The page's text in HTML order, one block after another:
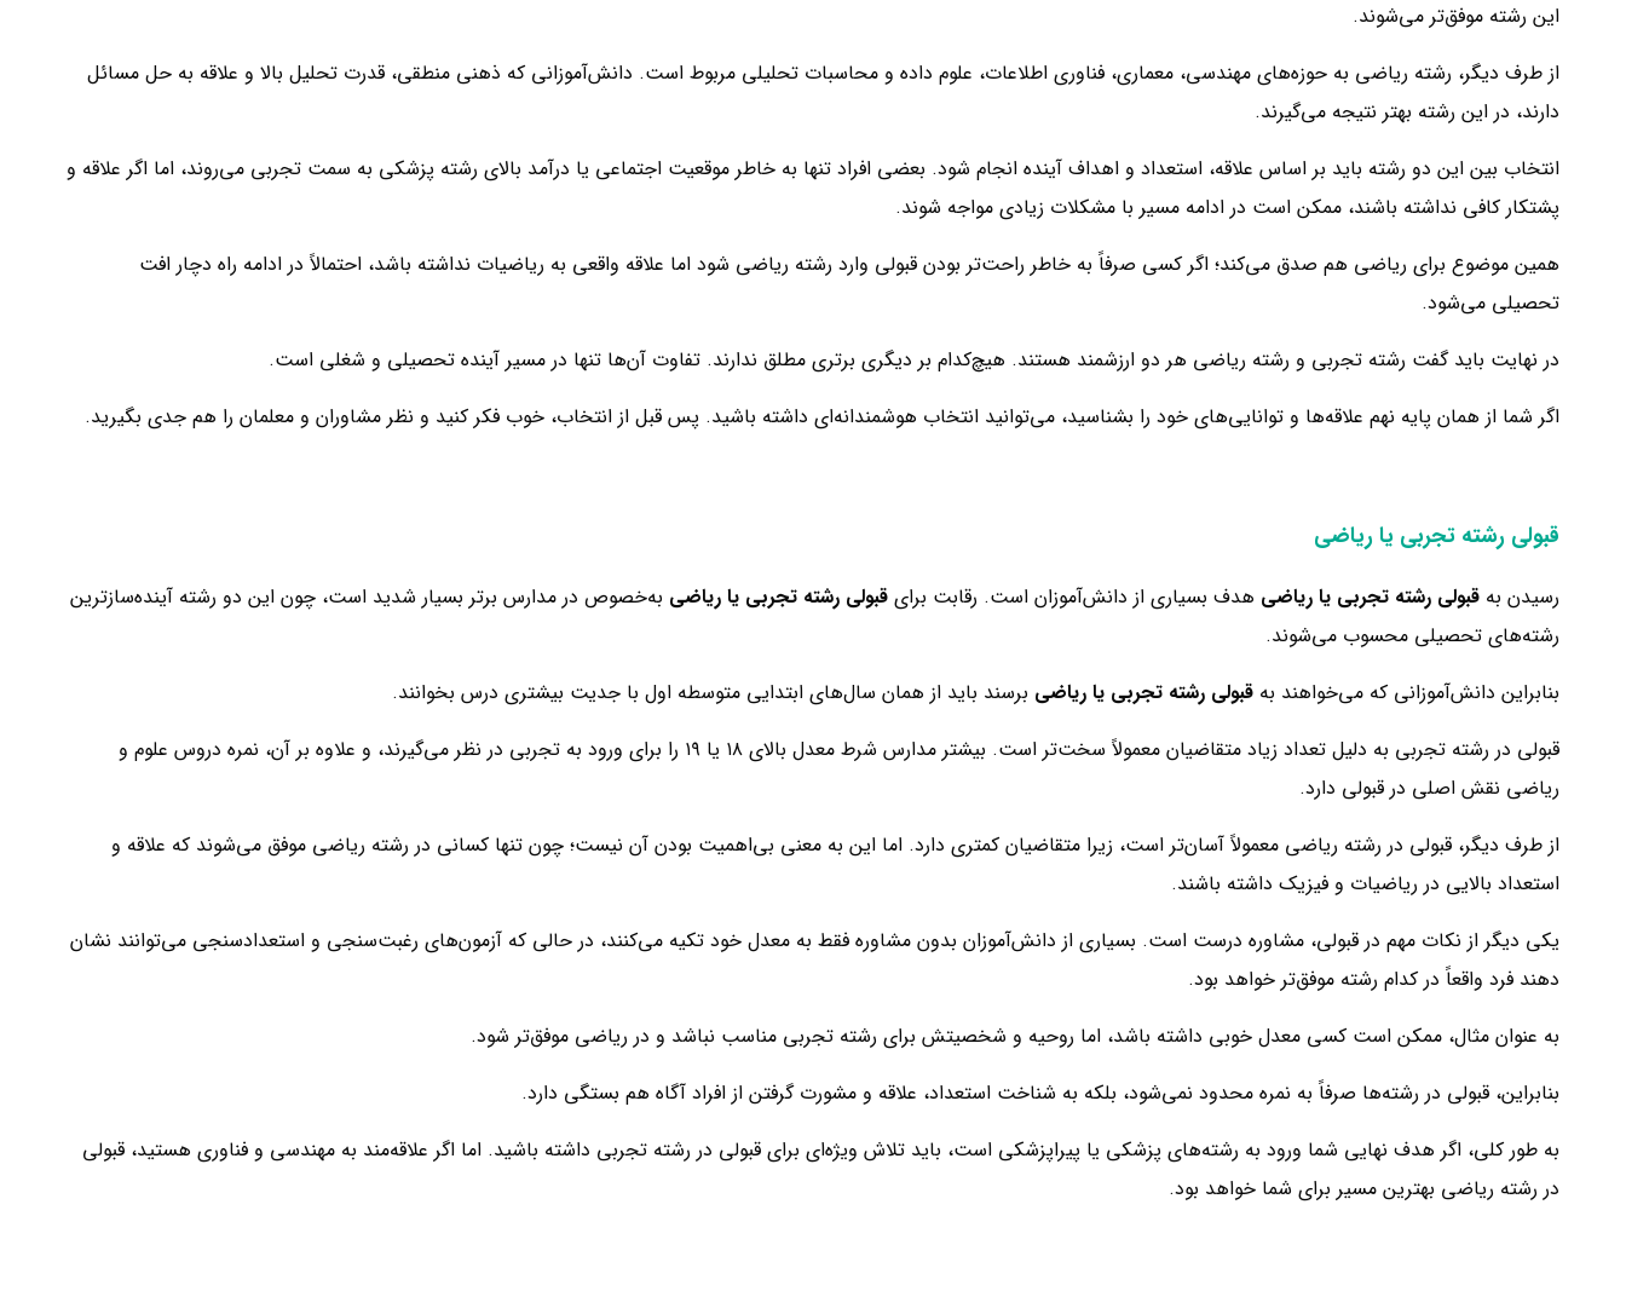
این رشته موفق‌تر می‌شوند.
از طرف دیگر، رشته ریاضی به حوزه‌های مهندسی، معماری، فناوری اطلاعات، علوم داده و محاسبات تحلیلی مربوط است. دانش‌آموزانی که ذهنی منطقی، قدرت تحلیل بالا و علاقه به حل مسائل
دارند، در این رشته بهتر نتیجه می‌گیرند.
انتخاب بین این دو رشته باید بر اساس علاقه، استعداد و اهداف آینده انجام شود. بعضی افراد تنها به خاطر موقعیت اجتماعی یا درآمد بالای رشته پزشکی به سمت تجربی می‌روند، اما اگر علاقه و
پشتکار کافی نداشته باشند، ممکن است در ادامه مسیر با مشکلات زیادی مواجه شوند.
همین موضوع برای ریاضی هم صدق می‌کند؛ اگر کسی صرفاً به خاطر راحت‌تر بودن قبولی وارد رشته ریاضی شود اما علاقه واقعی به ریاضیات نداشته باشد، احتمالاً در ادامه راه دچار افت
تحصیلی می‌شود.
در نهایت باید گفت رشته تجربی و رشته ریاضی هر دو ارزشمند هستند. هیچ‌کدام بر دیگری برتری مطلق ندارند. تفاوت آن‌ها تنها در مسیر آینده تحصیلی و شغلی است.
اگر شما از همان پایه نهم علاقه‌ها و توانایی‌های خود را بشناسید، می‌توانید انتخاب هوشمندانه‌ای داشته باشید. پس قبل از انتخاب، خوب فکر کنید و نظر مشاوران و معلمان را هم جدی بگیرید.
قبولی رشته تجربی یا ریاضی
رسیدن به قبولی رشته تجربی یا ریاضی هدف بسیاری از دانش‌آموزان است. رقابت برای قبولی رشته تجربی یا ریاضی به‌خصوص در مدارس برتر بسیار شدید است، چون این دو رشته آینده‌سازترین
رشته‌های تحصیلی محسوب می‌شوند.
بنابراین دانش‌آموزانی که می‌خواهند به قبولی رشته تجربی یا ریاضی برسند باید از همان سال‌های ابتدایی متوسطه اول با جدیت بیشتری درس بخوانند.
قبولی در رشته تجربی به دلیل تعداد زیاد متقاضیان معمولاً سخت‌تر است. بیشتر مدارس شرط معدل بالای ۱۸ یا ۱۹ را برای ورود به تجربی در نظر می‌گیرند، و علاوه بر آن، نمره دروس علوم و
ریاضی نقش اصلی در قبولی دارد.
از طرف دیگر، قبولی در رشته ریاضی معمولاً آسان‌تر است، زیرا متقاضیان کمتری دارد. اما این به معنی بی‌اهمیت بودن آن نیست؛ چون تنها کسانی در رشته ریاضی موفق می‌شوند که علاقه و
استعداد بالایی در ریاضیات و فیزیک داشته باشند.
یکی دیگر از نکات مهم در قبولی، مشاوره درست است. بسیاری از دانش‌آموزان بدون مشاوره فقط به معدل خود تکیه می‌کنند، در حالی که آزمون‌های رغبت‌سنجی و استعدادسنجی می‌توانند نشان
دهند فرد واقعاً در کدام رشته موفق‌تر خواهد بود.
به عنوان مثال، ممکن است کسی معدل خوبی داشته باشد، اما روحیه و شخصیتش برای رشته تجربی مناسب نباشد و در ریاضی موفق‌تر شود.
بنابراین، قبولی در رشته‌ها صرفاً به نمره محدود نمی‌شود، بلکه به شناخت استعداد، علاقه و مشورت گرفتن از افراد آگاه هم بستگی دارد.
به طور کلی، اگر هدف نهایی شما ورود به رشته‌های پزشکی یا پیراپزشکی است، باید تلاش ویژه‌ای برای قبولی در رشته تجربی داشته باشید. اما اگر علاقه‌مند به مهندسی و فناوری هستید، قبولی
در رشته ریاضی بهترین مسیر برای شما خواهد بود.